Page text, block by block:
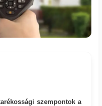
szempontok a